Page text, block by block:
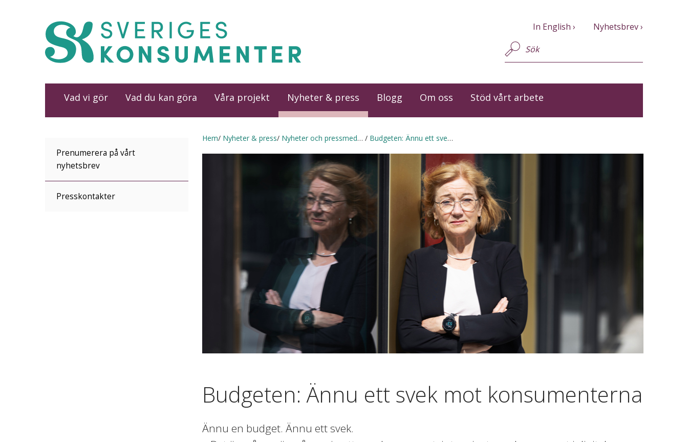
Vad vi gör Vad du kan göra Våra projekt Nyheter & press
Prenumerera på vårt
nyhetsbrev
Presskontakter
Blogg Om oss Stöd vårt arbete
In English Nyhetsbrev
Hem Nyheter & press Nyheter och pressmeddelanden Budgeten: Ännu ett svek mot konsumenterna
Budgeten: Ännu ett svek mot konsumenterna
Ännu en budget. Ännu ett svek.